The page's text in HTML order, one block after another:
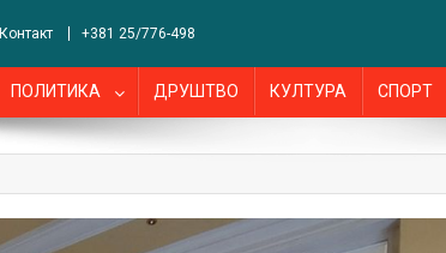
Контакт +381 25/776-498
ПОЛИТИКА ДРУШТВО КУЛТУРА СПОРТ